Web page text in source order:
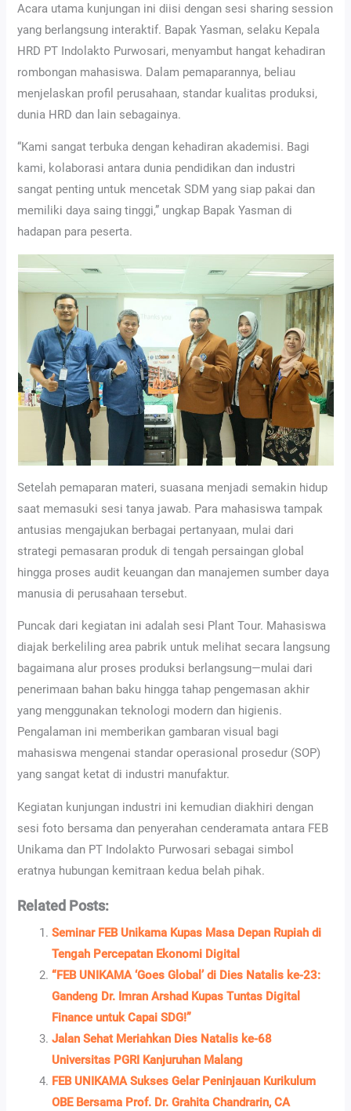
Acara utama kunjungan ini diisi dengan sesi sharing session
yang berlangsung interaktif. Bapak Yasman, selaku Kepala
HRD PT Indolakto Purwosari, menyambut hangat kehadiran
rombongan mahasiswa. Dalam pemaparannya, beliau
menjelaskan profil perusahaan, standar kualitas produksi,
dunia HRD dan lain sebagainya.
“Kami sangat terbuka dengan kehadiran akademisi. Bagi
kami, kolaborasi antara dunia pendidikan dan industri
sangat penting untuk mencetak SDM yang siap pakai dan
memiliki daya saing tinggi,” ungkap Bapak Yasman di
hadapan para peserta.
Setelah pemaparan materi, suasana menjadi semakin hidup
saat memasuki sesi tanya jawab. Para mahasiswa tampak
antusias mengajukan berbagai pertanyaan, mulai dari
strategi pemasaran produk di tengah persaingan global
hingga proses audit keuangan dan manajemen sumber daya
manusia di perusahaan tersebut.
Puncak dari kegiatan ini adalah sesi Plant Tour. Mahasiswa
diajak berkeliling area pabrik untuk melihat secara langsung
bagaimana alur proses produksi berlangsung—mulai dari
penerimaan bahan baku hingga tahap pengemasan akhir
yang menggunakan teknologi modern dan higienis.
Pengalaman ini memberikan gambaran visual bagi
mahasiswa mengenai standar operasional prosedur (SOP)
yang sangat ketat di industri manufaktur.
Kegiatan kunjungan industri ini kemudian diakhiri dengan
sesi foto bersama dan penyerahan cenderamata antara FEB
Unikama dan PT Indolakto Purwosari sebagai simbol
eratnya hubungan kemitraan kedua belah pihak.
Related Posts:
Seminar FEB Unikama Kupas Masa Depan Rupiah di
Tengah Percepatan Ekonomi Digital
“FEB UNIKAMA ‘Goes Global’ di Dies Natalis ke-23:
Gandeng Dr. Imran Arshad Kupas Tuntas Digital
Finance untuk Capai SDG!”
Jalan Sehat Meriahkan Dies Natalis ke-68
Universitas PGRI Kanjuruhan Malang
FEB UNIKAMA Sukses Gelar Peninjauan Kurikulum
OBE Bersama Prof. Dr. Grahita Chandrarin, CA